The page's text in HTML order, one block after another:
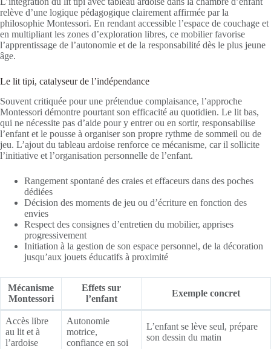
relève d’une logique pédagogique clairement affirmée par la
philosophie Montessori. En rendant accessible l’espace de couchage et
en multipliant les zones d’exploration libres, ce mobilier favorise
l’apprentissage de l’autonomie et de la responsabilité dès le plus jeune
âge.
Le lit tipi, catalyseur de l’indépendance
Souvent critiquée pour une prétendue complaisance, l’approche
Montessori démontre pourtant son efficacité au quotidien. Le lit bas,
qui ne nécessite pas d’aide pour y entrer ou en sortir, responsabilise
l’enfant et le pousse à organiser son propre rythme de sommeil ou de
jeu. L’ajout du tableau ardoise renforce ce mécanisme, car il sollicite
l’initiative et l’organisation personnelle de l’enfant.
Rangement spontané des craies et effaceurs dans des poches
dédiées
Décision des moments de jeu ou d’écriture en fonction des
envies
Respect des consignes d’entretien du mobilier, apprises
progressivement
Initiation à la gestion de son espace personnel, de la décoration
jusqu’aux jouets éducatifs à proximité
Mécanisme
Montessori
Effets sur
l’enfant
Exemple concret
Accès libre
au lit et à
l’ardoise
Autonomie
motrice,
confiance en soi
L’enfant se lève seul, prépare
son dessin du matin